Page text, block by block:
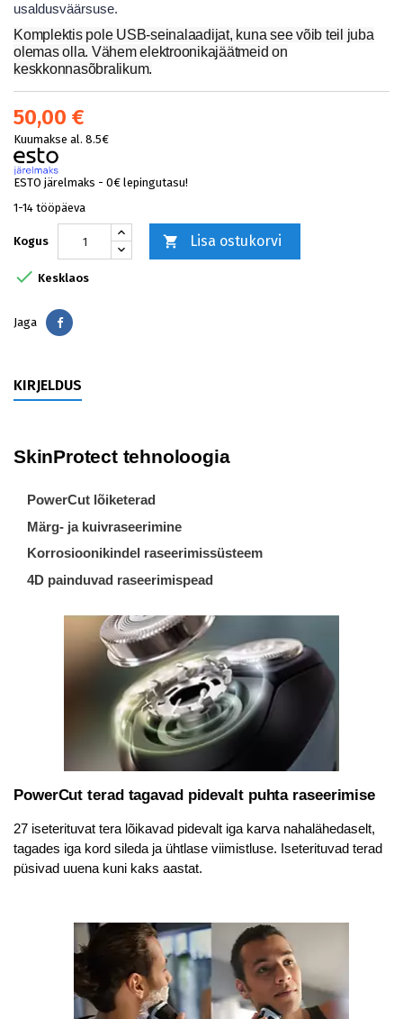
usaldusväärsuse.
Komplektis pole USB-seinalaadijat, kuna see võib teil juba
olemas olla. Vähem elektroonikajäätmeid on
keskkonnasõbralikum.
50,00 €
Kuumakse al. 8.5€
ESTO järelmaks - 0€ lepingutasu!
1-14 tööpäeva
Kogus  Lisa ostukorvi
 Kesklaos
Jaga Jaga
KIRJELDUS
SkinProtect tehnoloogia
PowerCut lõiketerad
Märg- ja kuivraseerimine
Korrosioonikindel raseerimissüsteem
4D painduvad raseerimispead
PowerCut terad tagavad pidevalt puhta raseerimise
27 iseterituvat tera lõikavad pidevalt iga karva nahalähedaselt,
tagades iga kord sileda ja ühtlase viimistluse. Iseterituvad terad
püsivad uuena kuni kaks aastat.